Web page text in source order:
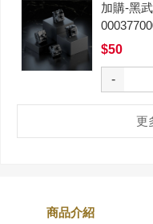
加購-黑
$50
-
更
商品介紹